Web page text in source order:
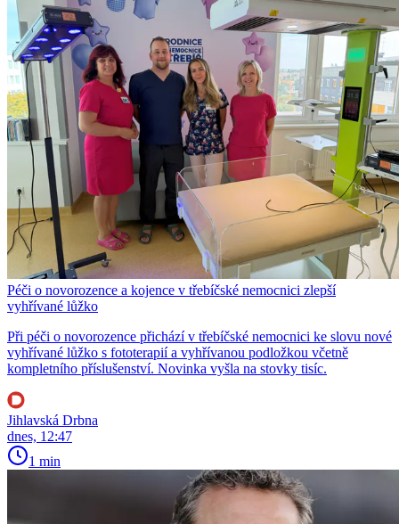
Péči o novorozence a kojence v třebíčské nemocnici zlepší
vyhřívané lůžko
Při péči o novorozence přichází v třebíčské nemocnici ke slovu nové
vyhřívané lůžko s fototerapií a vyhřívanou podložkou včetně
kompletního příslušenství. Novinka vyšla na stovky tisíc.
Jihlavská Drbna
dnes, 12:47
1 min